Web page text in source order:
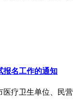
报名工作的通知
疗卫生单位、民